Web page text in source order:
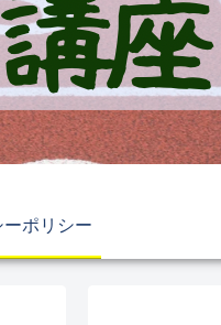
ポリシー